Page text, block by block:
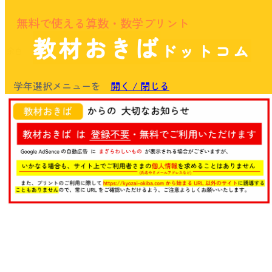
無料で使える算数・数学プリント
教材おきば ドットコム
学年選択メニューを 開く / 閉じる